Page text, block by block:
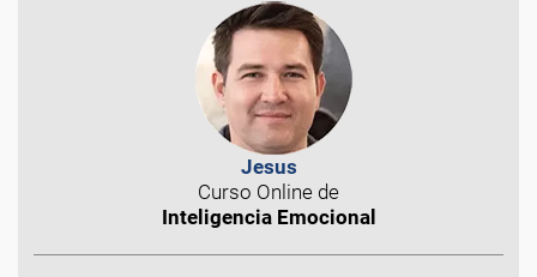
Jesus
Curso Online de
Inteligencia Emocional